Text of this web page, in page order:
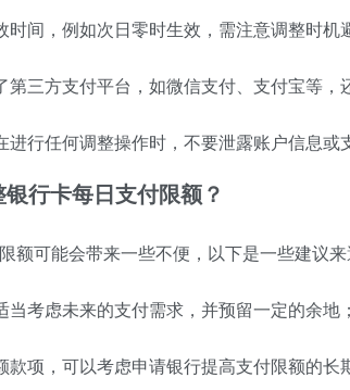
间，例如次日零时生效，需注意调整时机
三方支付平台，如微信支付、支付宝等，
行任何调整操作时，不要泄露账户信息或
行卡每日支付限额？
额可能会带来一些不便，以下是一些建议来
考虑未来的支付需求，并预留一定的余地；
项，可以考虑申请银行提高支付限额的长